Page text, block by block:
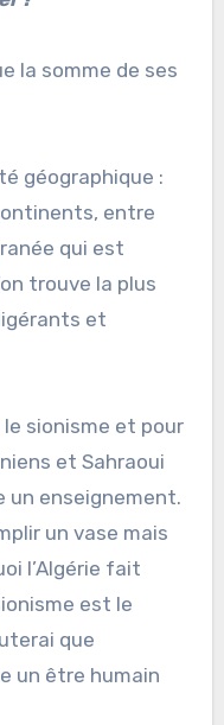
la somme de ses
géographique :
entre
qui est
trouve la plus
et
sionisme et pour
et Sahraoui
un enseignement.
un vase mais
l’Algérie fait
est le
que
un être humain